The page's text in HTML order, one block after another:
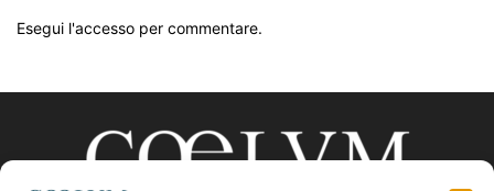
Esegui l'accesso per commentare.